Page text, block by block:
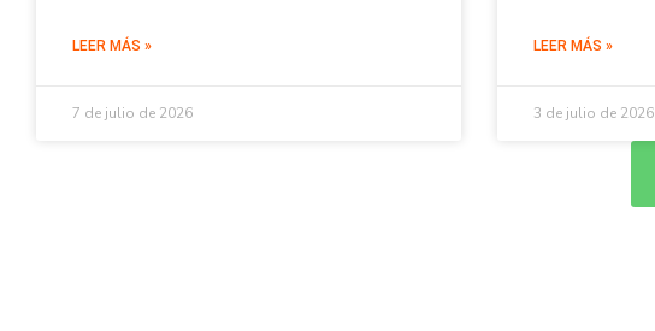
LEER MÁS »
7 de julio de 2026
LEER MÁS »
3 de julio de 2026